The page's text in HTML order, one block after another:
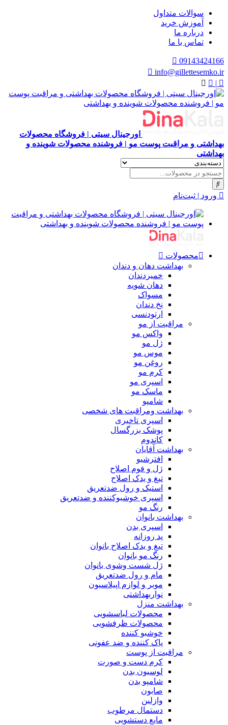
سوالات متداول
آموزش خرید
درباره ما
تماس با ما
09143424166
info@gillettesemko.ir
|
اورجینال سیتی | فروشگاه محصولات
بهداشتی و مراقبت پوست مو | فروشنده محصولات شوینده و
بهداشتی
ورود | ثبت‌نام
محصولات
بهداشت دهان و دندان
خمیردندان
دهان شویه
مسواک
نخ دندان
ارتودنسی
مراقبت از مو
واکس مو
ژل مو
موس مو
روغن مو
کرم مو
اسپری مو
ماسک مو
شامپو
بهداشت ومراقبت های شخصی
اسپری تاخیری
پوشک بزرگسال
کاندوم
بهداشت آقایان
افترشیو
ژل و فوم اصلاح
تیغ و یدک اصلاح
استیک و رول ضدتعریق
اسپری خوشبوکننده و ضدتعریق
رنگ مو
بهداشت بانوان
اسپری بدن
پد روزانه
تیغ و یدک اصلاح بانوان
رنگ مو بانوان
ژل شست وشوی بانوان
مام و رول ضدتعریق
موبر و لوازم اپیلاسیون
نواربهداشتی
بهداشت منزل
محصولات لباسشویی
محصولات ظرفشویی
خوشبو کننده
پاک کننده و ضد عفونی
مراقبت از پوست
کرم دست و صورت
لوسیون بدن
شامپو بدن
صابون
وازلین
دستمال مرطوب
مایع دستشویی